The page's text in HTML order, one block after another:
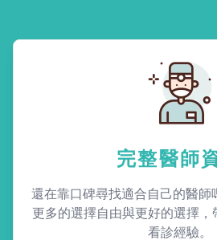
完整醫師
還在靠口碑尋找適合自己的醫師
更多的選擇自由與更好的選擇，
看診經驗。